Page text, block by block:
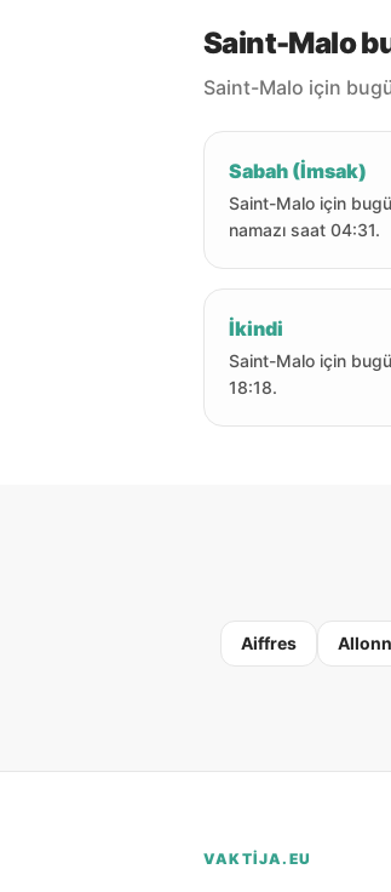
Saint-Malo
Saint-Malo için
Sabah (İmsak)
Saint-Malo için
namazı saat 04:31.
İkindi
Saint-Malo için
18:18.
Aiffres
VAKTIJA.EU